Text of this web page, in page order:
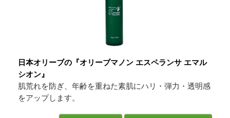
日本オリーブの『オリーブマノン エスペランサ エマル
シオン』
肌荒れを防ぎ、年齢を重ねた素肌にハリ・弾力・透明感
をアップします。